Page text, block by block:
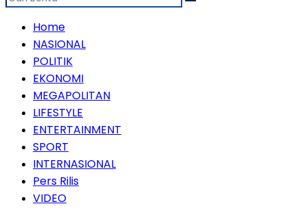
Home
NASIONAL
POLITIK
EKONOMI
MEGAPOLITAN
LIFESTYLE
ENTERTAINMENT
SPORT
INTERNASIONAL
Pers Rilis
VIDEO